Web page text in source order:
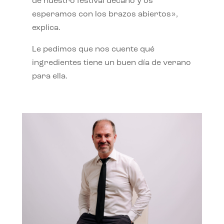
esperamos con los brazos abiertos»,
explica.
Le pedimos que nos cuente qué
ingredientes tiene un buen día de verano
para ella.